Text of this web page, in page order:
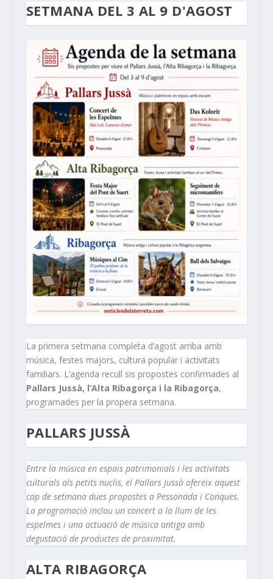
SETMANA DEL 3 AL 9 D'AGOST
La primera setmana completa d’agost arriba amb
música, festes majors, cultura popular i activitats
familiars. L’agenda recull sis propostes confirmades al
Pallars Jussà, l’Alta Ribagorça i la Ribagorça,
programades per la propera setmana.
PALLARS JUSSÀ
Entre la música en espais patrimonials i les activitats
culturals als petits nuclis, el Pallars Jussà ofereix aquest
cap de setmana dues propostes a Pessonada i Conques.
La programació inclou un concert a la llum de les
espelmes i una actuació de música antiga amb
degustació de productes de proximitat.
ALTA RIBAGORÇA